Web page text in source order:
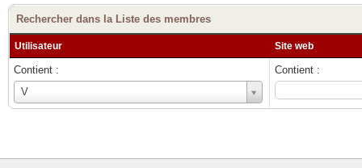
Rechercher dans la Liste des membres
Utilisateur Site web
Contient :
V
Utilisateur
Contient :